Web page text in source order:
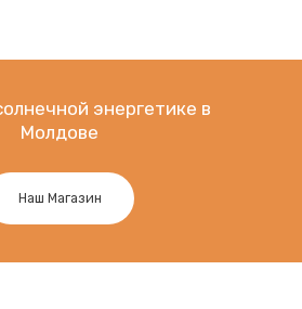
энергетике в
Молдове
Наш Магазин